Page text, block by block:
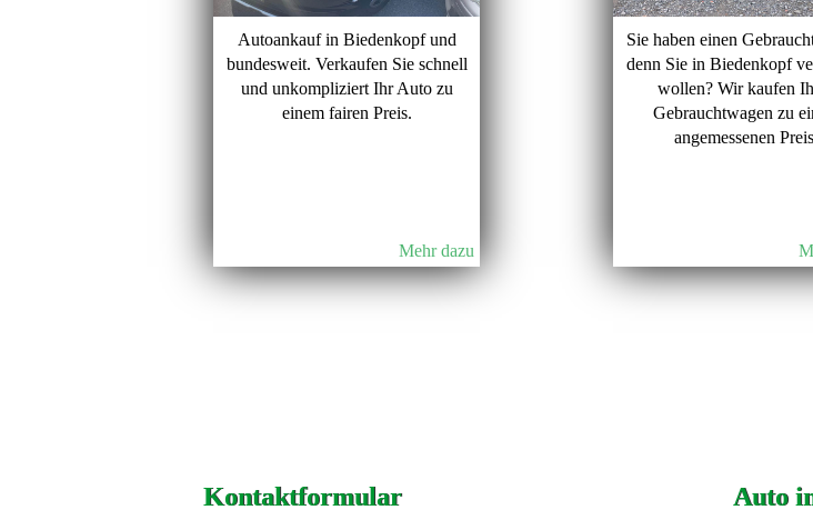
Autoankauf in Biedenkopf und
bundesweit. Verkaufen Sie schnell
und unkompliziert Ihr Auto zu
einem fairen Preis.
Mehr dazu
Sie haben einen
denn Sie in Biedenkopf
wollen? Wir kaufen
Gebrauchtwagen zu
angemessenen
Kontaktformular Auto